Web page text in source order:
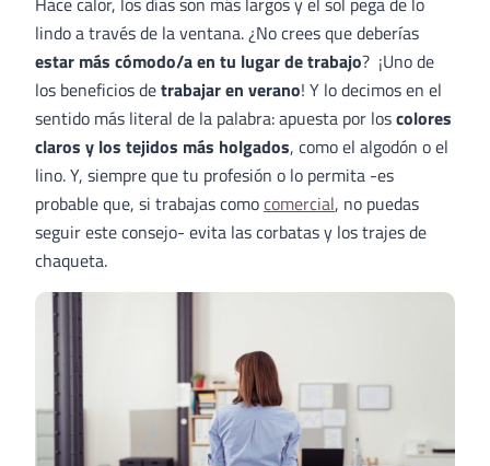
lindo a través de la ventana. ¿No crees que deberías
estar más cómodo/a en tu lugar de trabajo? ¡Uno de
los beneficios detrabajar en verano! Y lo decimos en el
sentido más literal de la palabra: apuesta por loscolores
claros y los tejidos más holgados, como el algodón o el
lino. Y, siempre que tu profesión o lo permita -es
probable que, si trabajas comocomercial, no puedas
seguir este consejo- evita las corbatas y los trajes de
chaqueta.